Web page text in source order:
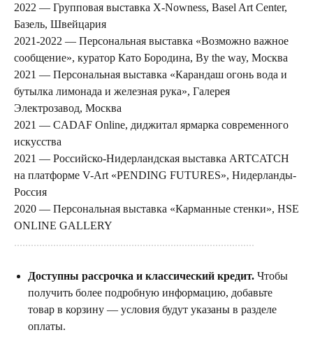
2022 — Групповая выставка X-Nowness, Basel Art Center,
Базель, Швейцария
2021-2022 — Персональная выставка «Возможно важное
сообщение», куратор Като Бородина, By the way, Москва
2021 — Персональная выставка «Карандаш огонь вода и
бутылка лимонада и железная рука», Галерея
Электрозавод, Москва
2021 — CADAF Online, диджитал ярмарка современного
искусства
2021 — Российско-Нидерландская выставка ARTCATCH
на платформе V-Art «PENDING FUTURES», Нидерланды-
Россия
2020 — Персональная выставка «Карманные стенки», HSE
ONLINE GALLERY
......................................................................................
Доступны рассрочка и классический кредит. Чтобы
получить более подробную информацию, добавьте
товар в корзину — условия будут указаны в разделе
оплаты.